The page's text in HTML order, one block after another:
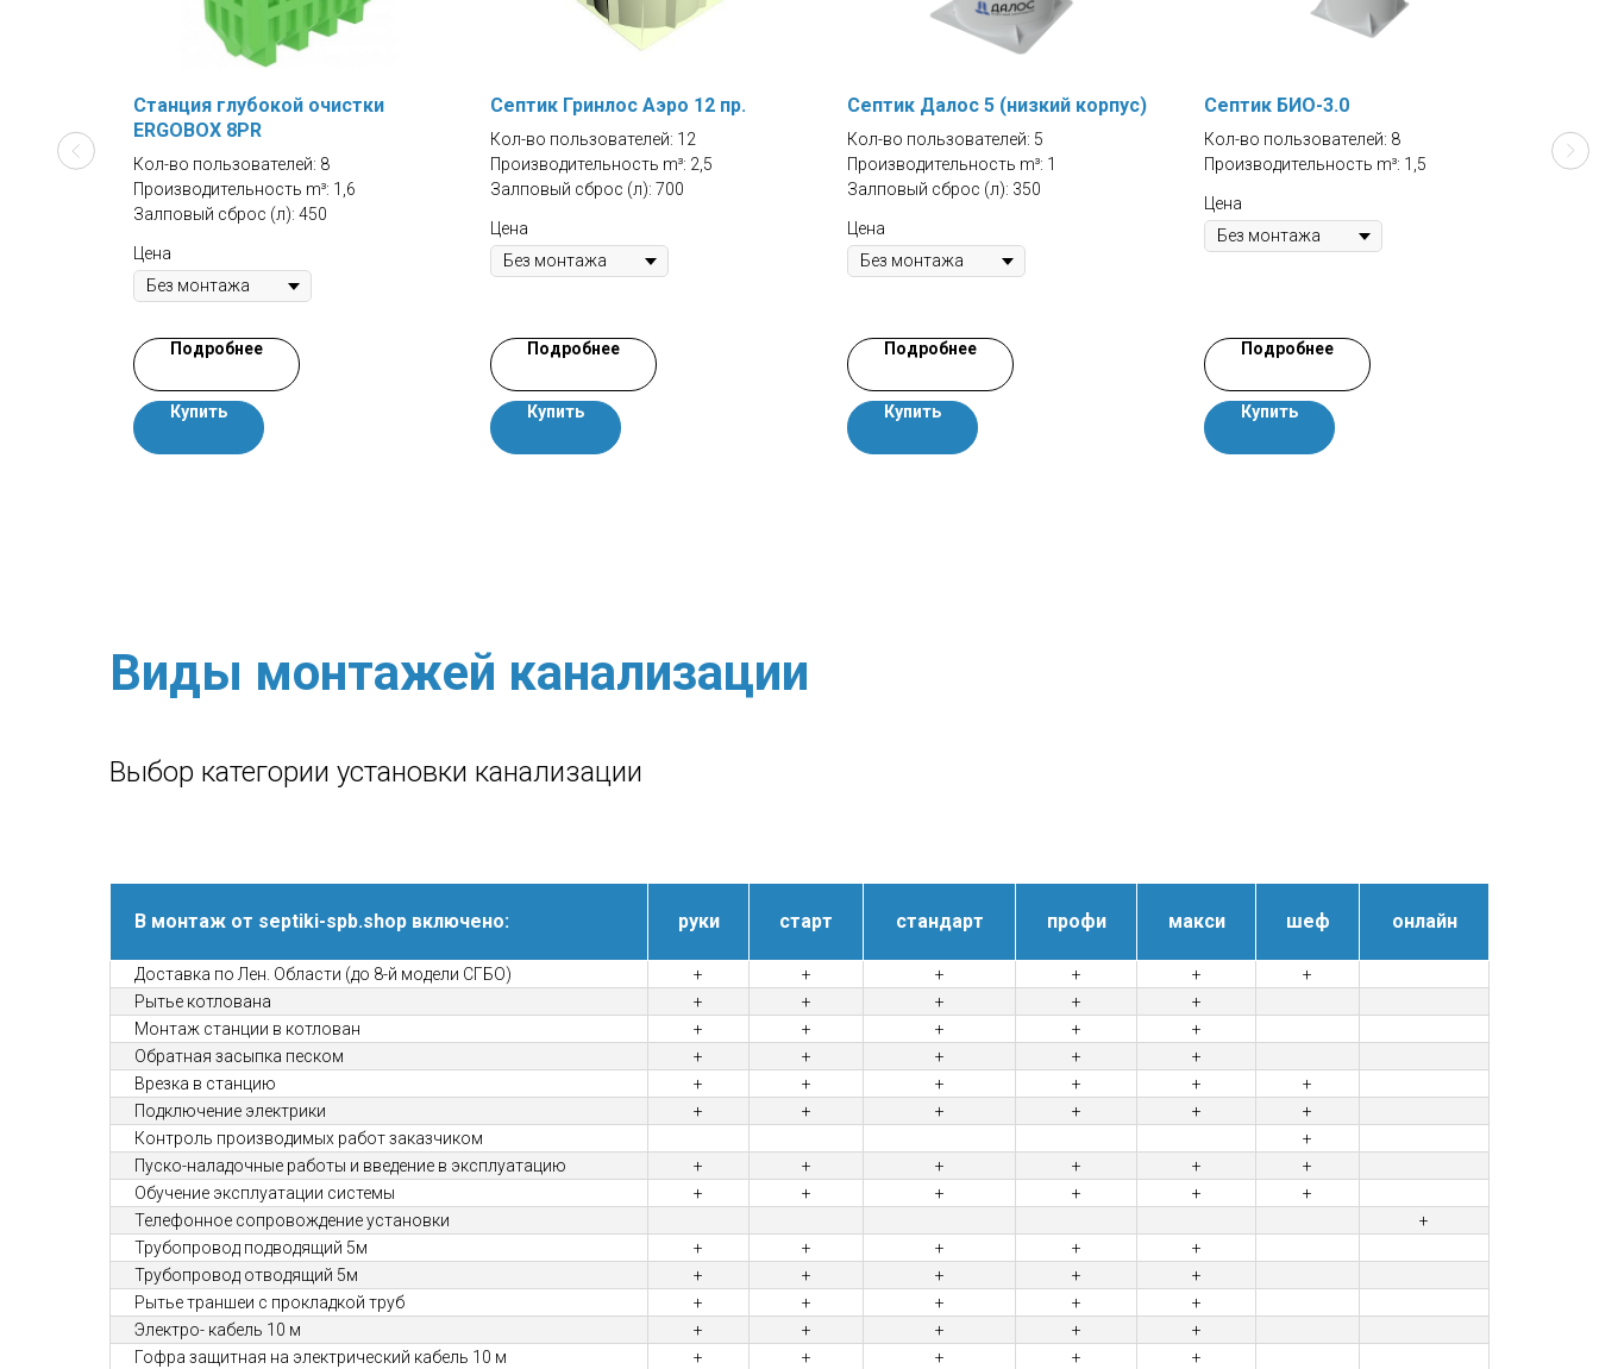
Станция глубокой очистки
ERGOBOX 8PR
Кол-во пользователей: 8
Производительность m³: 1,6
Залповый сброс (л): 450
Цена
Подробнее
Купить
Септик Гринлос Аэро 12 пр.
Кол-во пользователей: 12
Производительность m³: 2,5
Залповый сброс (л): 700
Цена
Подробнее
Купить
Септик Далос 5 (низкий корпус)
Кол-во пользователей: 5
Производительность m³: 1
Залповый сброс (л): 350
Цена
Подробнее
Купить
Септик БИО-3.0
Кол-во пользователей: 8
Производительность m³: 1,5
Цена
Подробнее
Купить
Кол-
Виды монтажей канализации
Выбор категории установки канализации
В монтаж от septiki-spb.shop включено: руки старт стандарт профи макси шеф онлайн
Доставка по Лен. Области (до 8-й модели СГБО) + + + + +
+
Рытье котлована
+ + + +
+
Монтаж станции в котлован
+ + + +
+
Обратная засыпка песком
+ + + +
+
Врезка в станцию
+ + + + +
+
Подключение электрики
+ + + + +
+
Контроль производимых работ заказчиком
+
Пуско-наладочные работы и введение в эксплуатацию
+ + + + +
+
Обучение эксплуатации системы
+ + + + +
+
Телефонное сопровождение установки
+
Трубопровод подводящий 5м
+ + + +
+
Трубопровод отводящий 5м
+ + + +
+
Рытье траншеи с прокладкой труб
+ + + +
+
Электро- кабель 10 м
+ + + +
+
Гофра защитная на электрический кабель 10 м
+ + + + +